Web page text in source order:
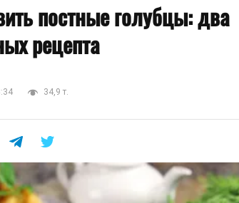
постные голубцы: два
рецепта
34,9 т.